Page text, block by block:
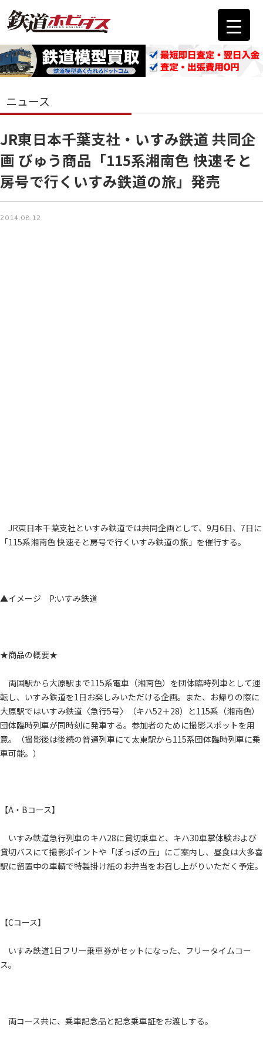
ニュース
JR東日本千葉支社・いすみ鉄道 共同企
画 びゅう商品「115系湘南色 快速そと
房号で行くいすみ鉄道の旅」発売
2014.08.12
JR東日本千葉支社といすみ鉄道では共同企画として、9月6日、7日に
「115系湘南色 快速そと房号で行くいすみ鉄道の旅」を催行する。
▲イメージ P:いすみ鉄道
★商品の概要★
両国駅から大原駅まで115系電車（湘南色）を団体臨時列車として運
転し、いすみ鉄道を1日お楽しみいただける企画。また、お帰りの際に
大原駅ではいすみ鉄道〈急行5号〉（キハ52＋28）と115系（湘南色）
団体臨時列車が同時刻に発車する。参加者のために撮影スポットを用
意。（撮影後は後続の普通列車にて太東駅から115系団体臨時列車に乗
車可能。）
【A・Bコース】
いすみ鉄道急行列車のキハ28に貸切乗車と、キハ30車掌体験および
貸切バスにて撮影ポイントや「ぽっぽの丘」にご案内し、昼食は大多喜
駅に留置中の車輌で特製掛け紙のお弁当をお召し上がりいただく予定。
【Cコース】
いすみ鉄道1日フリー乗車券がセットになった、フリータイムコー
ス。
両コース共に、乗車記念品と記念乗車証をお渡しする。